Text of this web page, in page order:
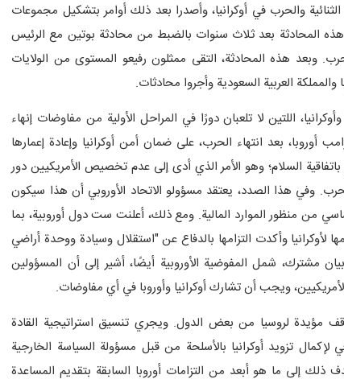
والحرب في أوكرانيا، وأصدرا بعد ذلك أوامر بتشكيل مجموعات
المحادثة بعد ثلاث سنوات بالضبط من محادثة بوتين مع الرئيس
وبعد هذه المحادثة، التقى ممثلون رفيعو المستوى من الولايات
العربية السعودية وأجروا محادثات.
اللتين لا تلعبان دورًا في المراحل الأولية من مفاوضات إنهاء
بعد انتهاء الحرب، على ضمان أمن أوكرانيا وإعادة إعمارها
السلام؛ وهو الأمر الذي أدى إلى عدم تخصيص الأمريكيين دور
وفي هذا الصدد، يعتقد مسؤولو الاتحاد الأوروبي أن هذا سيكون
من منظور الموارد المالية. ومع ذلك، أعلنت ست دول أوروبية، بما
لأوكرانيا وأكدت التزامها بالدفاع عن "استقلال وسيادة ووحدة أراضي
مشترك، شمل المفوضية الأوروبية أيضًا، أشير إلى أن المسؤولين
ويجب أن تشارك أوكرانيا وأوروبا في أي مفاوضات.
مؤيدة لروسيا من بعض الدول. ويجري تنسيق استراتيجية القادة
تزويد أوكرانيا بالأسلحة من قبل مسؤولة السياسة الخارجية
ذلك إلى ما هو أبعد من التزامات أوروبا السابقة بتقديم المساعدة